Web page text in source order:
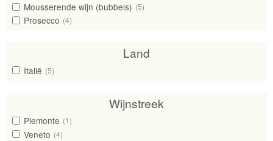
Mousserende wijn (bubbels) (5)
Prosecco (4)
Land
Italië (5)
Wijnstreek
Piemonte (1)
Veneto (4)